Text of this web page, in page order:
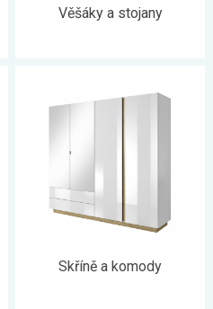
Věšáky a stojany
Skříně a komody